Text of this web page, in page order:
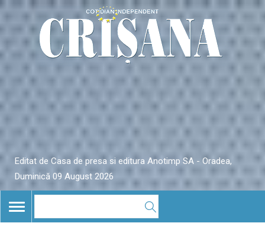
Editat de Casa de presa si editura Anotimp SA - Oradea,
Duminică 09 August 2026
TOGGLE
NAVIGATION